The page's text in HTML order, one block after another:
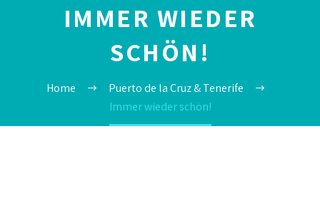
IMMER WIEDER
SCHÖN!
Home
Puerto de la Cruz & Tenerife
Immer wieder schön!